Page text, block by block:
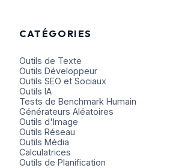
CATÉGORIES
Outils de Texte
Outils Développeur
Outils SEO et Sociaux
Outils IA
Tests de Benchmark Humain
Générateurs Aléatoires
Outils d'Image
Outils Réseau
Outils Média
Calculatrices
Outils de Planification